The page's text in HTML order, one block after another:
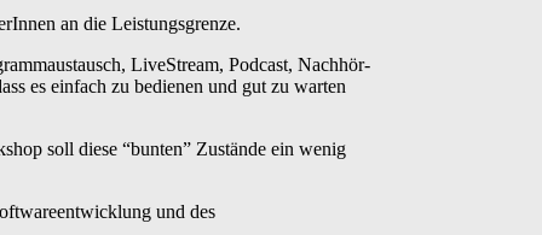
an die Leistungsgrenze.
LiveStream, Podcast, Nachhör-
es einfach zu bedienen und gut zu warten
soll diese “bunten” Zustände ein wenig
und des